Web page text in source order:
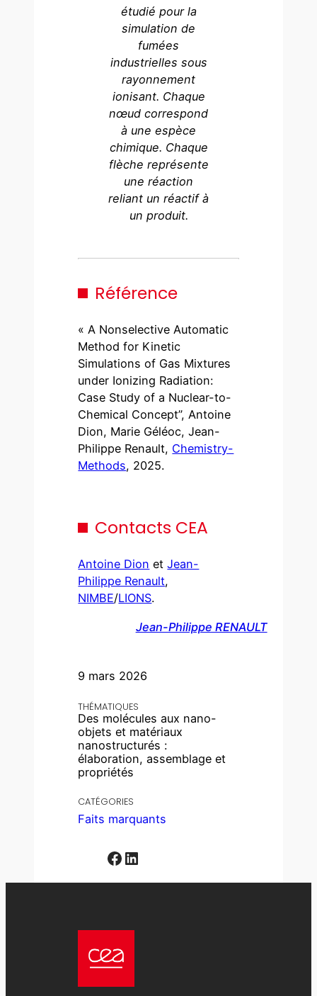
9 mars 2026
THÉMATIQUES
Des molécules aux nano-
objets et matériaux
nanostructurés :
élaboration, assemblage et
propriétés
CATÉGORIES
Faits marquants
Facebook LinkedIn
étudié pour la
simulation de
fumées
industrielles sous
rayonnement
ionisant. Chaque
nœud correspond
à une espèce
chimique. Chaque
flèche représente
une réaction
reliant un réactif à
un produit.
Référence
« A Nonselective Automatic
Method for Kinetic
Simulations of Gas Mixtures
under Ionizing Radiation:
Case Study of a Nuclear-to-
Chemical Concept”, Antoine
Dion, Marie Géléoc, Jean-
Philippe Renault, Chemistry-
Methods, 2025.
Contacts CEA
Antoine Dion etJean-
Philippe Renault,
NIMBE/LIONS.
Jean-Philippe RENAULT